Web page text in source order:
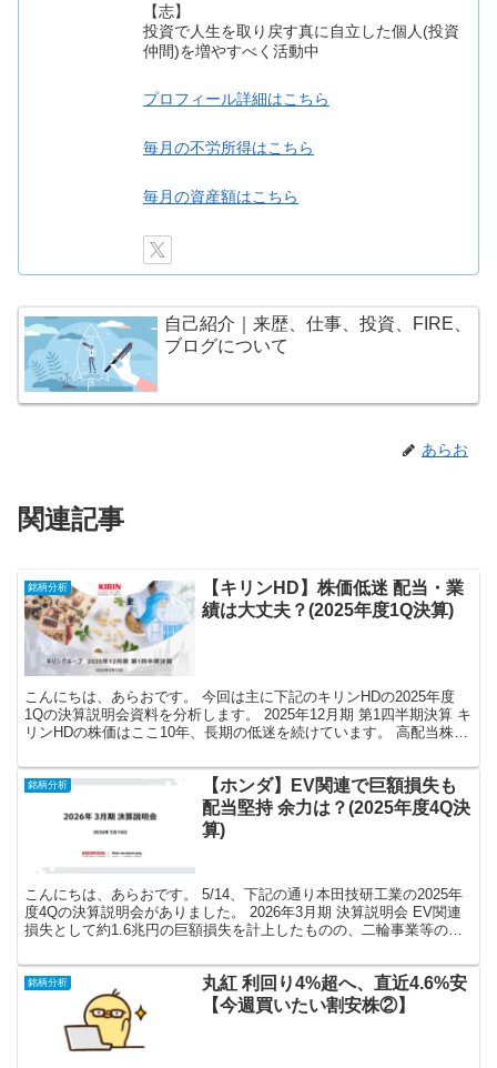
【志】
投資で人生を取り戻す真に自立した個人(投資
仲間)を増やすべく活動中
プロフィール詳細はこちら
毎月の不労所得はこちら
毎月の資産額はこちら
自己紹介｜来歴、仕事、投資、FIRE、
ブログについて
あらお
関連記事
銘柄分析
【キリンHD】株価低迷 配当・業
績は大丈夫？(2025年度1Q決算)
こんにちは、あらおです。 今回は主に下記のキリンHDの2025年度
1Qの決算説明会資料を分析します。 2025年12月期 第1四半期決算 キ
リンHDの株価はここ10年、長期の低迷を続けています。 高配当株の
銘柄分析
【ホンダ】EV関連で巨額損失も
配当堅持 余力は？(2025年度4Q決
算)
こんにちは、あらおです。 5/14、下記の通り本田技研工業の2025年
度4Qの決算説明会がありました。 2026年3月期 決算説明会 EV関連
損失として約1.6兆円の巨額損失を計上したものの、二輪事業等の利
銘柄分析
丸紅 利回り4%超へ、直近4.6%安
【今週買いたい割安株②】